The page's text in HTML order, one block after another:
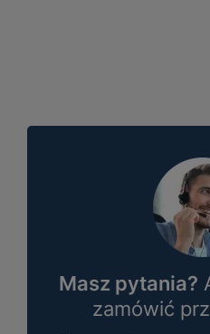
Masz pytania?
zamówić